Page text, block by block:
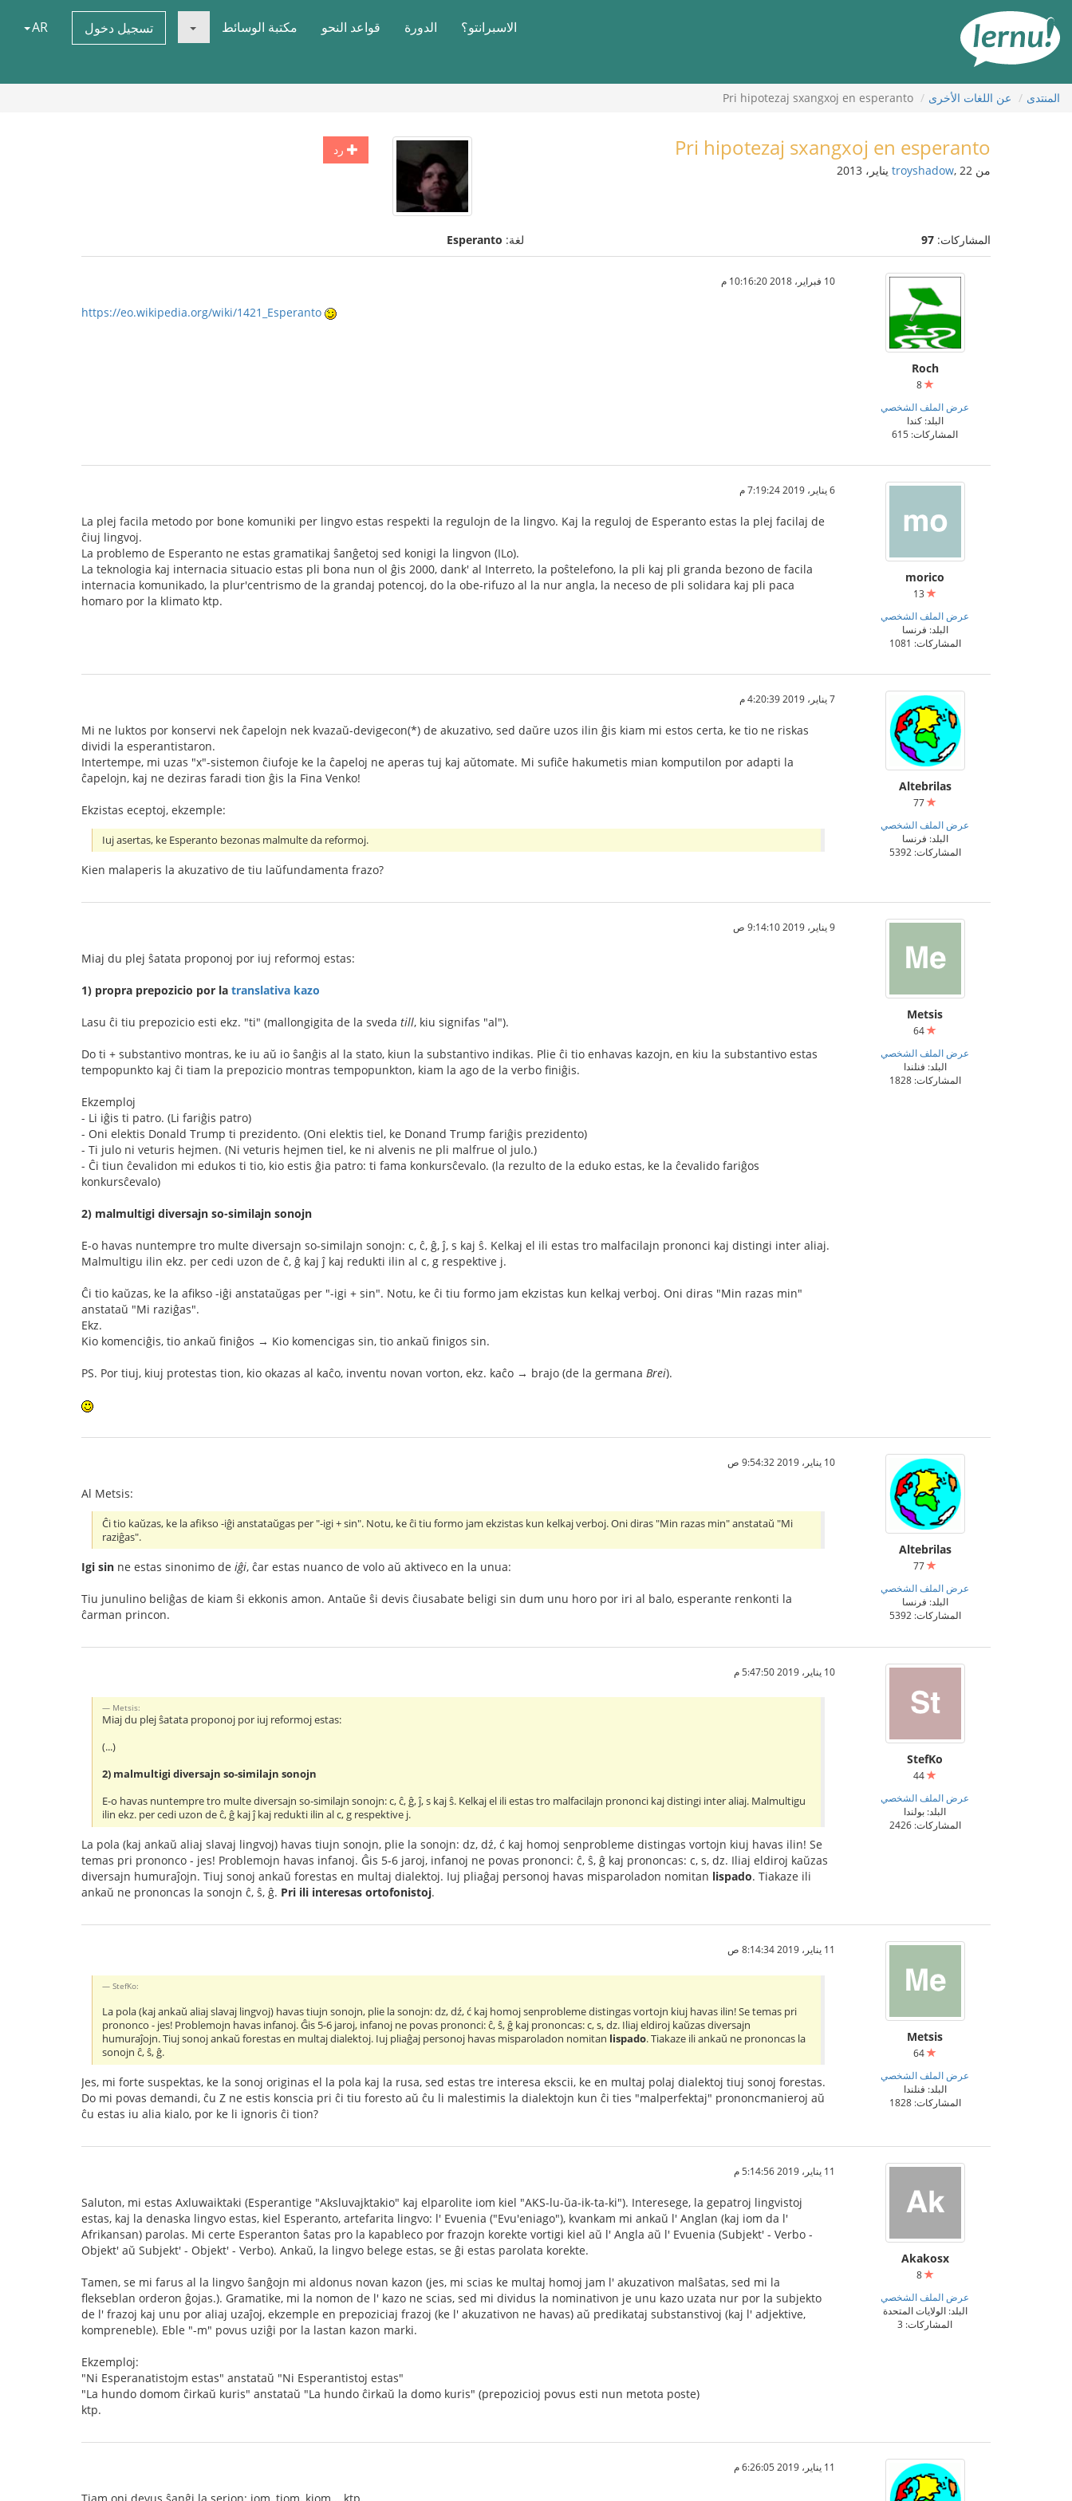
المحتويات
الاسبرانتو؟ الدورة قواعد النحو مكتبة الوسائط تسجيل دخول AR
المنتدى عن اللغات الأخرى Pri hipotezaj sxangxoj en esperanto
رد Pri hipotezaj sxangxoj en esperanto
من troyshadow, 22 يناير، 2013
المشاركات: 97 لغة: Esperanto
Roch
8
عرض الملف الشخصي
البلد: كندا
المشاركات: 615
10 فبراير، 2018 10:16:20 م
https://eo.wikipedia.org/wiki/1421_Esperanto
morico
عرض الملف الشخصي
البلد: فرنسا
المشاركات: 1081
6 يناير، 2019 7:19:24 م
La plej facila metodo por bone komuniki per lingvo estas respekti la regulojn de la lingvo. Kaj la reguloj de Esperanto estas la plej facilaj de
ĉiuj lingvoj.
La problemo de Esperanto ne estas gramatikaj ŝanĝetoj sed konigi la lingvon (ILo).
La teknologia kaj internacia situacio estas pli bona nun ol ĝis 2000, dank' al Interreto, la poŝtelefono, la pli kaj pli granda bezono de facila
internacia komunikado, la plur'centrismo de la grandaj potencoj, do la obe-rifuzo al la nur angla, la neceso de pli solidara kaj pli paca
homaro por la klimato ktp.
Altebrilas
عرض الملف الشخصي
البلد: فرنسا
المشاركات: 5392
7 يناير، 2019 4:20:39 م
Mi ne luktos por konservi nek ĉapelojn nek kvazaŭ-devigecon(*) de akuzativo, sed daŭre uzos ilin ĝis kiam mi estos certa, ke tio ne riskas
dividi la esperantistaron.
Intertempe, mi uzas "x"-sistemon ĉiufoje ke la ĉapeloj ne aperas tuj kaj aŭtomate. Mi sufiĉe hakumetis mian komputilon por adapti la
ĉapelojn, kaj ne deziras faradi tion ĝis la Fina Venko!
Ekzistas eceptoj, ekzemple:
Iuj asertas, ke Esperanto bezonas malmulte da reformoj.
Kien malaperis la akuzativo de tiu laŭfundamenta frazo?
Metsis
عرض الملف الشخصي
البلد: فنلندا
المشاركات: 1828
9 يناير، 2019 9:14:10 ص
Miaj du plej ŝatata proponoj por iuj reformoj estas:
1) propra prepozicio por la translativa kazo
Lasu ĉi tiu prepozicio esti ekz. "ti" (mallongigita de la sveda till, kiu signifas "al").
Do ti + substantivo montras, ke iu aŭ io ŝanĝis al la stato, kiun la substantivo indikas. Plie ĉi tio enhavas kazojn, en kiu la substantivo estas
tempopunkto kaj ĉi tiam la prepozicio montras tempopunkton, kiam la ago de la verbo finiĝis.
Ekzemploj
- Li iĝis ti patro. (Li fariĝis patro)
- Oni elektis Donald Trump ti prezidento. (Oni elektis tiel, ke Donand Trump fariĝis prezidento)
- Ti julo ni veturis hejmen. (Ni veturis hejmen tiel, ke ni alvenis ne pli malfrue ol julo.)
- Ĉi tiun ĉevalidon mi edukos ti tio, kio estis ĝia patro: ti fama konkursĉevalo. (la rezulto de la eduko estas, ke la ĉevalido fariĝos
konkursĉevalo)
2) malmultigi diversajn so-similajn sonojn
E-o havas nuntempre tro multe diversajn so-similajn sonojn: c, ĉ, ĝ, ĵ, s kaj ŝ. Kelkaj el ili estas tro malfacilajn prononci kaj distingi inter aliaj.
Malmultigu ilin ekz. per cedi uzon de ĉ, ĝ kaj ĵ kaj redukti ilin al c, g respektive j.
Ĉi tio kaŭzas, ke la afikso -iĝi anstataŭgas per "-igi + sin". Notu, ke ĉi tiu formo jam ekzistas kun kelkaj verboj. Oni diras "Min razas min"
anstataŭ "Mi raziĝas".
Ekz.
Kio komenciĝis, tio ankaŭ finiĝos → Kio komencigas sin, tio ankaŭ finigos sin.
PS. Por tiuj, kiuj protestas tion, kio okazas al kaĉo, inventu novan vorton, ekz. kaĉo → brajo (de la germana Brei).
Altebrilas
عرض الملف الشخصي
البلد: فرنسا
المشاركات: 5392
10 يناير، 2019 9:54:32 ص
Al Metsis:
Ĉi tio kaŭzas, ke la afikso -iĝi anstataŭgas per "-igi + sin". Notu, ke ĉi tiu formo jam ekzistas kun kelkaj verboj. Oni diras "Min razas min" anstataŭ "Mi
raziĝas".
Igi sin ne estas sinonimo de iĝi, ĉar estas nuanco de volo aŭ aktiveco en la unua:
Tiu junulino beliĝas de kiam ŝi ekkonis amon. Antaŭe ŝi devis ĉiusabate beligi sin dum unu horo por iri al balo, esperante renkonti la
ĉarman princon.
StefKo
عرض الملف الشخصي
البلد: بولندا
المشاركات: 2426
10 يناير، 2019 5:47:50 م
Metsis:
Miaj du plej ŝatata proponoj por iuj reformoj estas:
(...)
2) malmultigi diversajn so-similajn sonojn
E-o havas nuntempre tro multe diversajn so-similajn sonojn: c, ĉ, ĝ, ĵ, s kaj ŝ. Kelkaj el ili estas tro malfacilajn prononci kaj distingi inter aliaj. Malmultigu
ilin ekz. per cedi uzon de ĉ, ĝ kaj ĵ kaj redukti ilin al c, g respektive j.
La pola (kaj ankaŭ aliaj slavaj lingvoj) havas tiujn sonojn, plie la sonojn: dz, dź, ć kaj homoj senprobleme distingas vortojn kiuj havas ilin! Se
temas pri prononco - jes! Problemojn havas infanoj. Ĝis 5-6 jaroj, infanoj ne povas prononci: ĉ, ŝ, ĝ kaj prononcas: c, s, dz. Iliaj eldiroj kaŭzas
diversajn humuraĵojn. Tiuj sonoj ankaŭ forestas en multaj dialektoj. Iuj pliaĝaj personoj havas misparoladon nomitan lispado. Tiakaze ili
ankaŭ ne prononcas la sonojn ĉ, ŝ, ĝ. Pri ili interesas ortofonistoj.
Metsis
عرض الملف الشخصي
البلد: فنلندا
المشاركات: 1828
11 يناير، 2019 8:14:34 ص
StefKo:
La pola (kaj ankaŭ aliaj slavaj lingvoj) havas tiujn sonojn, plie la sonojn: dz, dź, ć kaj homoj senprobleme distingas vortojn kiuj havas ilin! Se temas pri
prononco - jes! Problemojn havas infanoj. Ĝis 5-6 jaroj, infanoj ne povas prononci: ĉ, ŝ, ĝ kaj prononcas: c, s, dz. Iliaj eldiroj kaŭzas diversajn
humuraĵojn. Tiuj sonoj ankaŭ forestas en multaj dialektoj. Iuj pliaĝaj personoj havas misparoladon nomitan lispado. Tiakaze ili ankaŭ ne prononcas la
sonojn ĉ, ŝ, ĝ.
Jes, mi forte suspektas, ke la sonoj originas el la pola kaj la rusa, sed estas tre interesa ekscii, ke en multaj polaj dialektoj tiuj sonoj forestas.
Do mi povas demandi, ĉu Z ne estis konscia pri ĉi tiu foresto aŭ ĉu li malestimis la dialektojn kun ĉi ties "malperfektaj" prononcmanieroj aŭ
ĉu estas iu alia kialo, por ke li ignoris ĉi tion?
Akakosx
8
عرض الملف الشخصي
البلد: الولايات المتحدة
المشاركات: 3
11 يناير، 2019 5:14:56 م
Saluton, mi estas Axluwaiktaki (Esperantige "Aksluvajktakio" kaj elparolite iom kiel "AKS-lu-ŭa-ik-ta-ki"). Interesege, la gepatroj lingvistoj
estas, kaj la denaska lingvo estas, kiel Esperanto, artefarita lingvo: l' Evuenia ("Evu'eniago"), kvankam mi ankaŭ l' Anglan (kaj iom da l'
Afrikansan) parolas. Mi certe Esperanton ŝatas pro la kapableco por frazojn korekte vortigi kiel aŭ l' Angla aŭ l' Evuenia (Subjekt' - Verbo -
Objekt' aŭ Subjekt' - Objekt' - Verbo). Ankaŭ, la lingvo belege estas, se ĝi estas parolata korekte.
Tamen, se mi farus al la lingvo ŝanĝojn mi aldonus novan kazon (jes, mi scias ke multaj homoj jam l' akuzativon malŝatas, sed mi la
flekseblan orderon ĝojas.). Gramatike, mi la nomon de l' kazo ne scias, sed mi dividus la nominativon je unu kazo uzata nur por la subjekto
de l' frazoj kaj unu por aliaj uzaĵoj, ekzemple en prepoziciaj frazoj (ke l' akuzativon ne havas) aŭ predikataj substanstivoj (kaj l' adjektive,
kompreneble). Eble "-m" povus uziĝi por la lastan kazon marki.
Ekzemploj:
"Ni Esperanatistojm estas" anstataŭ "Ni Esperantistoj estas"
"La hundo domom ĉirkaŭ kuris" anstataŭ "La hundo ĉirkaŭ la domo kuris" (prepozicioj povus esti nun metota poste)
ktp.
11 يناير، 2019 6:26:05 م